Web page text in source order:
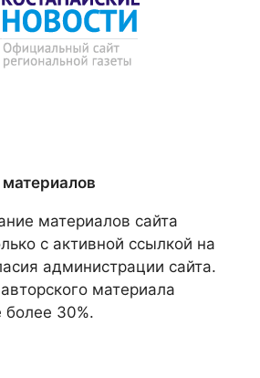
материалов сайта
с активной ссылкой на
администрации сайта.
материала
более 30%.